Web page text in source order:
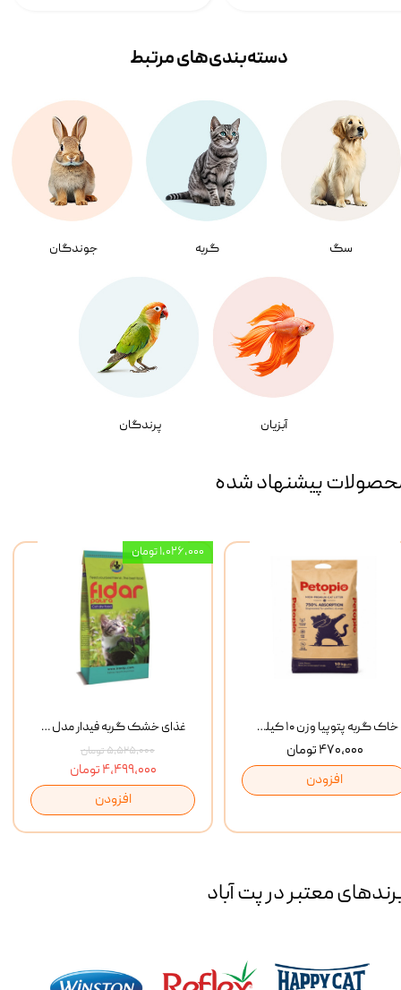
سگ گربه جوندگان
آبزیان پرندگان
دسته‌بندی‌‌های مرتبط
پیشنهاد شده
غذای خشک گربه فیدار مدل Adult وزن 10 کیلوگرم
۵,۵۲۵,۰۰۰ تومان
۴,۴۹۹,۰۰۰ تومان
افزودن
۱,۰۲۶,۰۰۰ تومان
خاک گربه پتوپیا وزن ۱۰ کیلوگرم
۴۷۰,۰۰۰ تومان
افزودن
معتبر در پت آباد